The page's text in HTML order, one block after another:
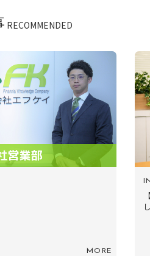
RECOMMENDED
「損得ではなく“人としての正
MORE